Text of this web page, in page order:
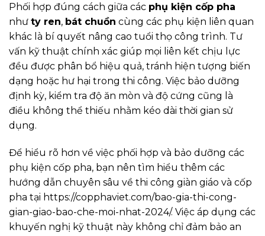
Phối hợp đúng cách giữa các phụ kiện cốp pha
như ty ren, bát chuồn cùng các phụ kiện liên quan
khác là bí quyết nâng cao tuổi thọ công trình. Tư
vấn kỹ thuật chính xác giúp mọi liên kết chịu lực
đều được phân bổ hiệu quả, tránh hiện tượng biến
dạng hoặc hư hại trong thi công. Việc bảo dưỡng
định kỳ, kiểm tra độ ăn mòn và độ cứng cũng là
điều không thể thiếu nhằm kéo dài thời gian sử
dụng.
Để hiểu rõ hơn về việc phối hợp và bảo dưỡng các
phụ kiện cốp pha, bạn nên tìm hiểu thêm các
hướng dẫn chuyên sâu về thi công giàn giáo và cốp
pha tại https://copphaviet.com/bao-gia-thi-cong-
gian-giao-bao-che-moi-nhat-2024/. Việc áp dụng các
khuyến nghị kỹ thuật này không chỉ đảm bảo an